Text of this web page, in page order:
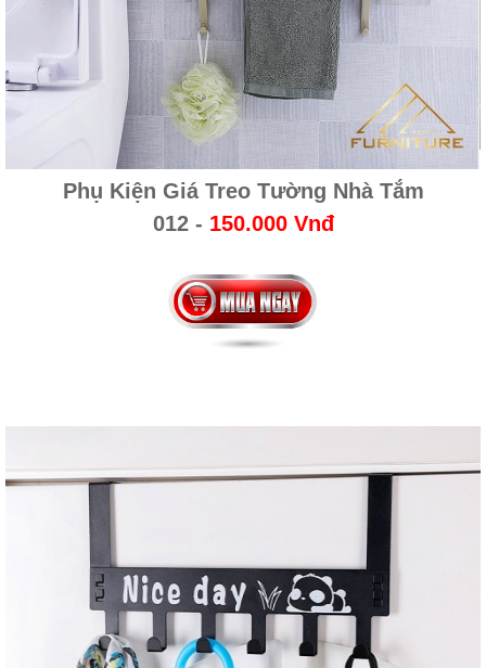
Phụ Kiện Giá Treo Tường Nhà Tắm
012- 150.000 Vnđ